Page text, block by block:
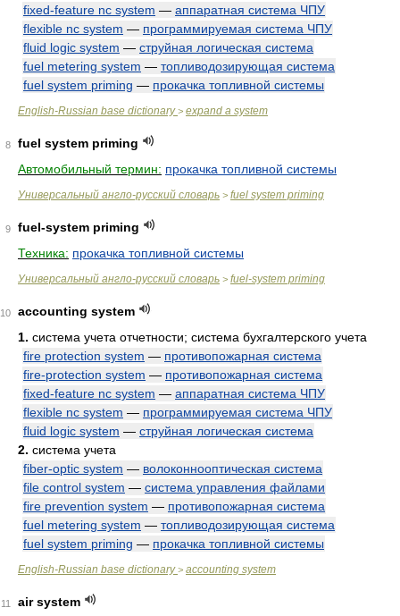
fixed-feature nc system — аппаратная система ЧПУ
flexible nc system — программируемая система ЧПУ
fluid logic system — струйная логическая система
fuel metering system — топливодозирующая система
fuel system priming — прокачка топливной системы
English-Russian base dictionary> expand a system
8
fuel system priming
Автомобильный термин: прокачка топливной системы
Универсальный англо-русский словарь > fuel system priming
9
fuel-system priming
Техника: прокачка топливной системы
Универсальный англо-русский словарь > fuel-system priming
10
accounting system
1. система учета отчетности; система бухгалтерского учета
fire protection system — противопожарная система
fire-protection system — противопожарная система
fixed-feature nc system — аппаратная система ЧПУ
flexible nc system — программируемая система ЧПУ
fluid logic system — струйная логическая система
2. система учета
fiber-optic system — волоконнооптическая система
file control system — система управления файлами
fire prevention system — противопожарная система
fuel metering system — топливодозирующая система
fuel system priming — прокачка топливной системы
English-Russian base dictionary> accounting system
11
air system